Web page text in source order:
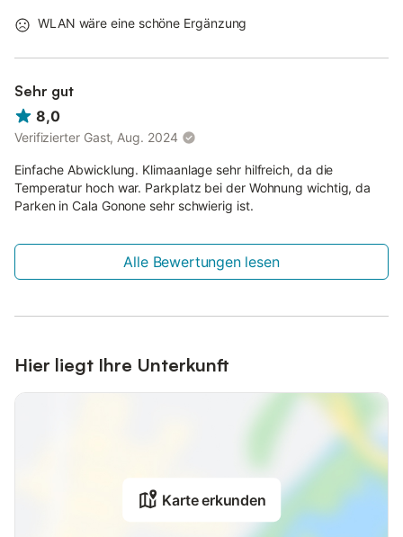
WLAN wäre eine schöne Ergänzung
Sehr gut
8,0
Verifizierter Gast, Aug. 2024
Einfache Abwicklung. Klimaanlage sehr hilfreich, da die
Temperatur hoch war. Parkplatz bei der Wohnung wichtig, da
Parken in Cala Gonone sehr schwierig ist.
Alle Bewertungen lesen
Hier liegt Ihre Unterkunft
Karte erkunden